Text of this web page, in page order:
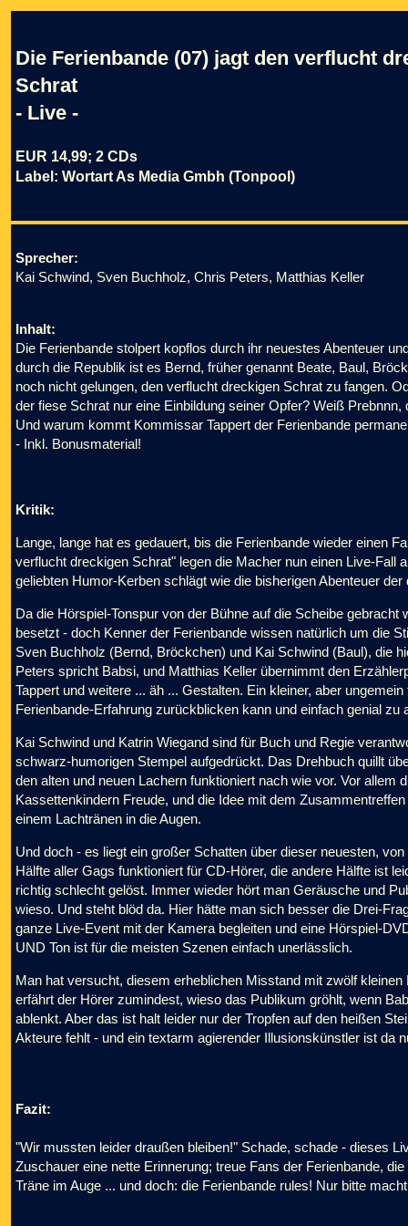
Die Ferienbande (07) jagt den verflucht
Schrat
- Live -
EUR 14,99; 2 CDs
Label: Wortart As Media Gmbh (Tonpool)
Sprecher:
Kai Schwind, Sven Buchholz, Chris Peters, Matthias Keller
Inhalt:
Die Ferienbande stolpert kopflos durch ihr neuestes Abenteuer
durch die Republik ist es Bernd, früher genannt Beate, Baul,
noch nicht gelungen, den verflucht dreckigen Schrat zu fangen.
der fiese Schrat nur eine Einbildung seiner Opfer? Weiß
Und warum kommt Kommissar Tappert der Ferienbande
- Inkl. Bonusmaterial!
Kritik:
Lange, lange hat es gedauert, bis die Ferienbande wieder einen
verflucht dreckigen Schrat" legen die Macher nun einen Live-Fall
geliebten Humor-Kerben schlägt wie die bisherigen Abenteuer
Da die Hörspiel-Tonspur von der Bühne auf die Scheibe
besetzt - doch Kenner der Ferienbande wissen natürlich um die
Sven Buchholz (Bernd, Bröckchen) und Kai Schwind (Baul), die
Peters spricht Babsi, und Matthias Keller übernimmt den
Tappert und weitere ... äh ... Gestalten. Ein kleiner, aber
Ferienbande-Erfahrung zurückblicken kann und einfach genial zu
Kai Schwind und Katrin Wiegand sind für Buch und Regie
schwarz-humorigen Stempel aufgedrückt. Das Drehbuch quillt
den alten und neuen Lachern funktioniert nach wie vor. Vor
Kassettenkindern Freude, und die Idee mit dem
einem Lachtränen in die Augen.
Und doch - es liegt ein großer Schatten über dieser neuesten,
Hälfte aller Gags funktioniert für CD-Hörer, die andere Hälfte ist
richtig schlecht gelöst. Immer wieder hört man Geräusche und
wieso. Und steht blöd da. Hier hätte man sich besser die Drei-
ganze Live-Event mit der Kamera begleiten und eine Hörspiel-
UND Ton ist für die meisten Szenen einfach unerlässlich.
Man hat versucht, diesem erheblichen Misstand mit zwölf
erfährt der Hörer zumindest, wieso das Publikum gröhlt, wenn
ablenkt. Aber das ist halt leider nur der Tropfen auf den heißen
Akteure fehlt - und ein textarm agierender Illusionskünstler ist da
Fazit:
"Wir mussten leider draußen bleiben!" Schade, schade - dieses
Zuschauer eine nette Erinnerung; treue Fans der Ferienbande,
Träne im Auge ... und doch: die Ferienbande rules! Nur bitte